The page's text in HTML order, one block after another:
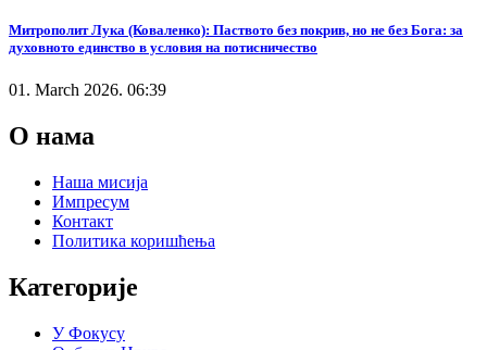
Митрополит Лука (Коваленко): Паството без покрив, но не без Бога: за
духовното единство в условия на потисничество
01. March 2026. 06:39
О нама
Наша мисија
Импресум
Контакт
Политика коришћења
Категорије
У Фокусу